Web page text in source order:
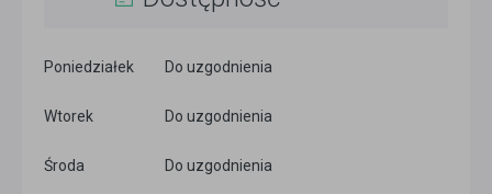
Poniedziałek Do uzgodnienia
Wtorek Do uzgodnienia
Środa Do uzgodnienia